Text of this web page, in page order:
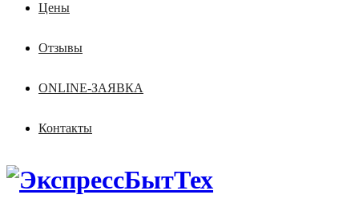
Цены
Отзывы
ONLINE-ЗАЯВКА
Контакты